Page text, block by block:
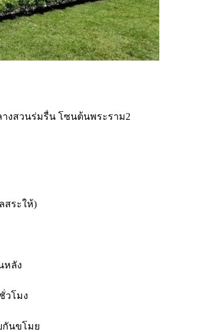
งสวนร่มรื่น โซนต้นพระราม2
สระให้)
หลัง
วโมง
กันขโมย